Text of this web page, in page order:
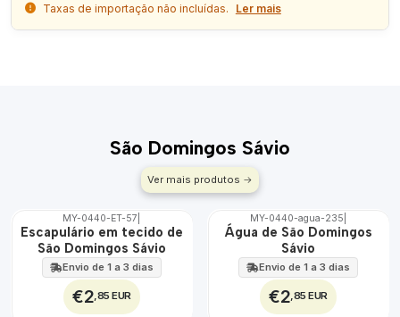
Taxas de importação não incluídas. Ler mais
São Domingos Sávio
Ver mais produtos
🇵🇹
100%
ÁGUA
MY-0440-ET-57
Escapulário em tecido de
São Domingos Sávio
Envio de 1 a 3 dias
€2,85 EUR
🇵🇹
100%
MY-0440-agua-235
Água de São Domingos
Sávio
Envio de 1 a 3 dias
€2,85 EUR